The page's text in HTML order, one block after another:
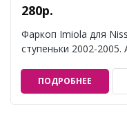
280р.
Фаркоп Imiola для
ступеньки 2002-2005.
ПОДРОБНЕЕ